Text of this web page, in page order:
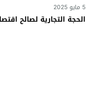
5 مايو 2025
الحجة التجارية لصالح